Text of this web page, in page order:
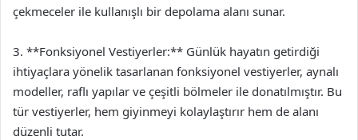
çekmeceler ile kullanışlı bir depolama alanı sunar.
3. **Fonksiyonel Vestiyerler:** Günlük hayatın getirdiği
ihtiyaçlara yönelik tasarlanan fonksiyonel vestiyerler, aynalı
modeller, raflı yapılar ve çeşitli bölmeler ile donatılmıştır. Bu
tür vestiyerler, hem giyinmeyi kolaylaştırır hem de alanı
düzenli tutar.